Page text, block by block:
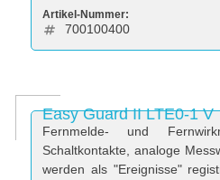
Artikel-Nummer:
700100400
Easy Guard II LTE0-1 V
Fernmelde- und
Schaltkontakte, analoge
werden als "Ereignisse"